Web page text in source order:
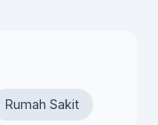
Rumah Sakit